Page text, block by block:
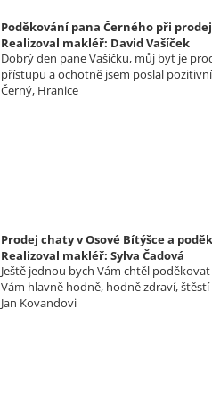
Poděkování pana Černého při
Realizoval makléř: David Vašíček
Dobrý den pane Vašíčku, můj byt je
přístupu a ochotně jsem poslal
Černý, Hranice
Prodej chaty v Osové Bítýšce a
Realizoval makléř: Sylva Čadová
Ještě jednou bych Vám chtěl
Vám hlavně hodně, hodně zdraví,
Jan Kovandovi